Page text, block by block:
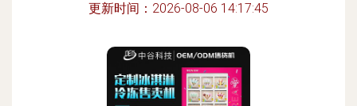
更新时间：2026-08-06 14:17:45